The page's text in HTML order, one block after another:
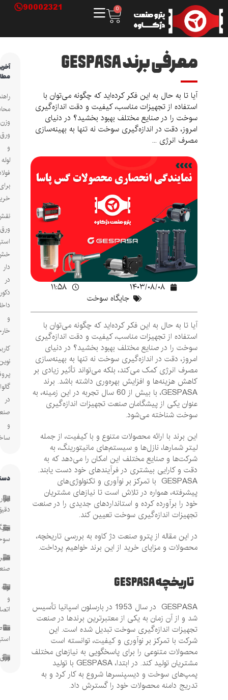
90002321
معرفی برند GESPASA
آیا تا به حال به این فکر کرده‌اید که چگونه می‌توان با
استفاده از تجهیزات مناسب، کیفیت و دقت اندازه‌گیری
سوخت را در صنایع مختلف بهبود بخشید؟ در دنیای
امروز، دقت در اندازه‌گیری سوخت نه تنها به بهینه‌سازی
مصرف انرژی ...
۱۴۰۳/۰۸/۰۸
۱۱:۵۸
جایگاه سوخت
آیا تا به حال به این فکر کرده‌اید که چگونه می‌توان با
استفاده از تجهیزات مناسب، کیفیت و دقت اندازه‌گیری
سوخت را در صنایع مختلف بهبود بخشید؟ در دنیای
امروز، دقت در اندازه‌گیری سوخت نه تنها به بهینه‌سازی
مصرف انرژی کمک می‌کند، بلکه می‌تواند تأثیر زیادی بر
کاهش هزینه‌ها و افزایش بهره‌وری داشته باشد. برند
GESPASA، با بیش از 60 سال تجربه در این زمینه، به
عنوان یکی از پیشگامان صنعت تجهیزات اندازه‌گیری
سوخت شناخته می‌شود.
این برند با ارائه محصولات متنوع و با کیفیت، از جمله
لیتر شمارها، نازل‌ها و سیستم‌های مانیتورینگ، به
شرکت‌ها و صنایع مختلف این امکان را می‌دهد که به
دقت و کارایی بیشتری در فرآیندهای خود دست یابند.
GESPASA با تمرکز بر نوآوری و تکنولوژی‌های
پیشرفته، همواره در تلاش است تا نیازهای مشتریان
خود را برآورده کرده و استانداردهای جدیدی را در صنعت
تجهیزات اندازه‌گیری سوخت تعیین کند.
در این مقاله از پترو صنعت دژ کاوه به بررسی تاریخچه،
محصولات و مزایای خرید از این برند خواهیم پرداخت.
تاریخچه GESPASA
GESPASA در سال 1953 در بارسلون اسپانیا تأسیس
شد و از آن زمان به یکی از معتبرترین برندها در صنعت
تجهیزات اندازه‌گیری سوخت تبدیل شده است. این
شرکت با تمرکز بر نوآوری و کیفیت، توانسته است
محصولات متنوعی را برای پاسخگویی به نیازهای مختلف
مشتریان تولید کند. در ابتدا، GESPASA با تولید
پمپ‌های سوخت و دیسپنسرها شروع به کار کرد و به
تدریج دامنه محصولات خود را گسترش داد.
راهنمای
خریداران
دکوراسیون
کاربردهای
پروفیل‌های
گالوانیزه
ساختمان
دسته‌ها
شیرآلات